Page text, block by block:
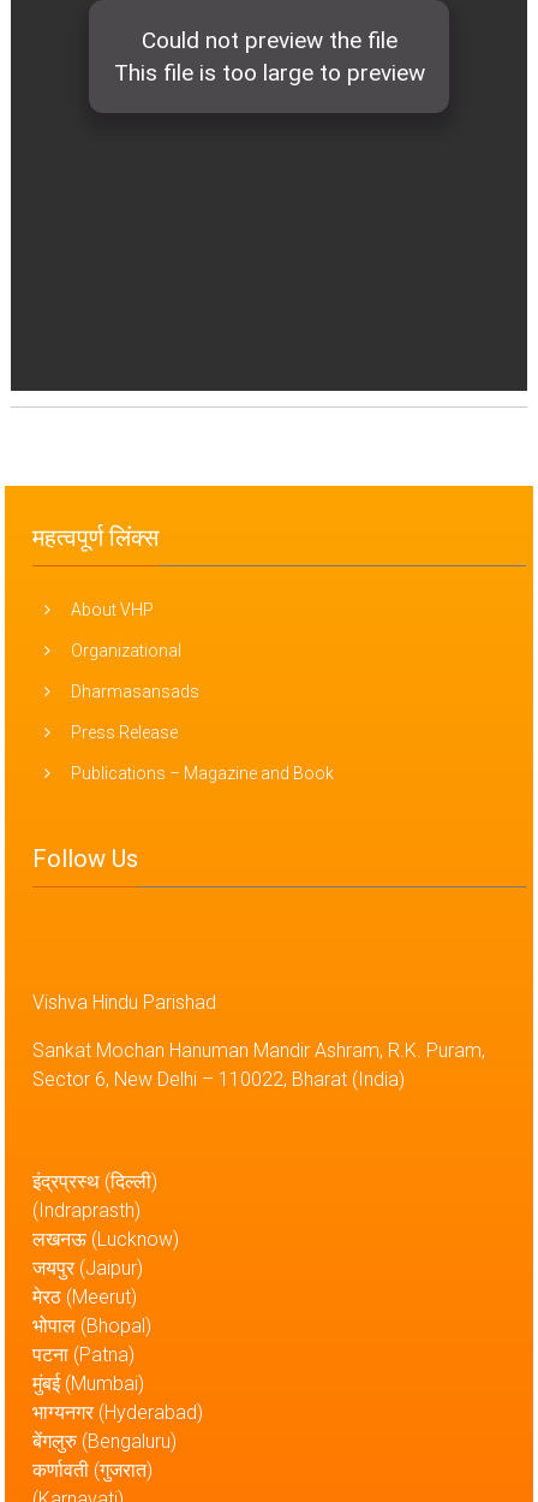
महत्वपूर्ण लिंक्स
About VHP
Organizational
Dharmasansads
Press Release
Publications – Magazine and Book
Follow Us
Vishva Hindu Parishad
Sankat Mochan Hanuman Mandir Ashram, R.K. Puram,
Sector 6, New Delhi – 110022, Bharat (India)
इंद्रप्रस्थ (दिल्ली)
(Indraprasth)
लखनऊ (Lucknow)
जयपुर (Jaipur)
मेरठ (Meerut)
भोपाल (Bhopal)
पटना (Patna)
मुंबई (Mumbai)
भाग्यनगर (Hyderabad)
बेंगलुरु (Bengaluru)
कर्णावती (गुजरात)